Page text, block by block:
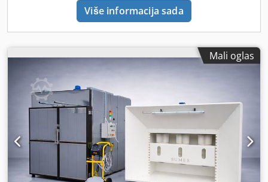
Više informacija sada
Mali oglas